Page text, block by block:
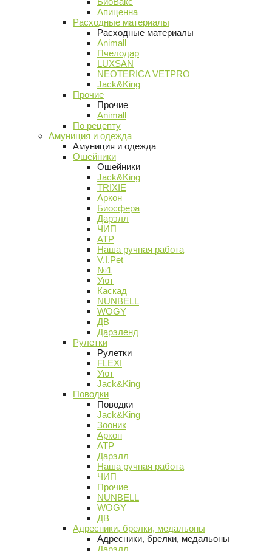
Апиценна
Расходные материалы
Расходные материалы
Animall
Пчелодар
LUXSAN
NEOTERICA VETPRO
Jack&King
Прочие
Прочие
Animall
По рецепту
Амуниция и одежда
Амуниция и одежда
Ошейники
Ошейники
Jack&King
TRIXIE
Аркон
Биосфера
Дарэлл
ЧИП
АТР
Наша ручная работа
V.I.Pet
№1
Уют
Каскад
NUNBELL
WOGY
ДВ
Дарэленд
Рулетки
Рулетки
FLEXI
Уют
Jack&King
Поводки
Поводки
Jack&King
Зооник
Аркон
АТР
Дарэлл
Наша ручная работа
ЧИП
Прочие
NUNBELL
WOGY
ДВ
Адресники, брелки, медальоны
Адресники, брелки, медальоны
Дарэлл